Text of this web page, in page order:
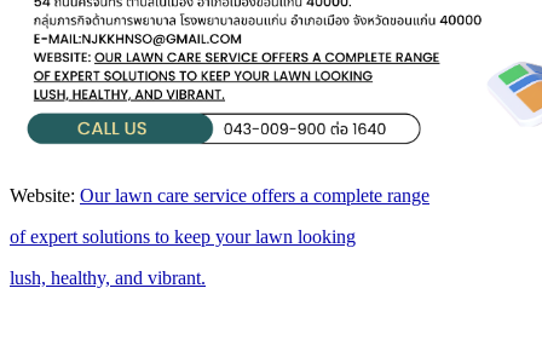
Website: Our lawn care service offers a complete range
of expert solutions to keep your lawn looking
lush, healthy, and vibrant.